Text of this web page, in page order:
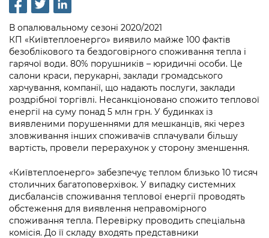
Рішення та розпорядження
Проєкти розпоряджень, що
перебувають на погодженні КМВА
Рішення Київради
Контактна інформація
Графік роботи та прийому громадян
Вакансії
Статистика
Звернення громадян
Регуляторна діяльність
Освіта та навчальні заклади
Дороги, транспорт та парковки
Навколишнє середовище міста
Містобудування та земельні ділянки
Культура, спорт, дозвілля
Бізнес та ліцензування
Безпека та правопорядок
Ритуальні послуги
Громадська експертиза
Громадський бюджет
Консультації з громадськістю
Громадська рада
Петиції
Відкритий бюджет
Допомога учасникам АТО
Рада з питань внутрішньо переміщених
осіб при Київській міській військовій
Інформація з обмеженим доступом
Подати запит онлайн
Проекти нормативно-правових та
інших актів
Нормативна база
Питання і відповіді про публічну
інформацію
Порядок оскарження рішень, дій чи
бездіяльності розпорядників інформації
Звіти про опрацювання запитів на
публічну інформацію
Медіагалерея
Підписатися на новини та анонси від
КМДА / Subscribe to announcements
from the KCSA
Порядок акредитації медіа /
Accreditation process
Подати журналістський запит /
Submitting a media request
Зйомки в лікарнях в умовах воєнного
стану / Rules for media coverage of
hospitals at work under martial law
Контакти для медіа / Contacts for mass
media
Портал Послуг
В опалювальному сезоні 2020/2021
КП «Київтеплоенерго» виявило майже 100 фактів
безоблікового та бездоговірного споживання тепла і
гарячої води. 80% порушників – юридичні особи. Це
салони краси, перукарні, заклади громадського
харчування, компанії, що надають послуги, заклади
роздрібної торгівлі. Несанкціоновано спожито теплової
енергії на суму понад 5 млн грн. У будинках із
виявленими порушеннями для мешканців, які через
зловживання інших споживачів сплачували більшу
вартість, провели перерахунок у сторону зменшення.
«Київтеплоенерго» забезпечує теплом близько 10 тисяч
столичних багатоповерхівок. У випадку системних
дисбалансів споживання теплової енергії проводять
обстеження для виявлення неправомірного
споживання тепла. Перевірку проводить спеціальна
комісія. До її складу входять представники